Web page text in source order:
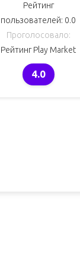
Рейтинг
пользователей: 0.0
Проголосовало:
Рейтинг Play Market
4.0